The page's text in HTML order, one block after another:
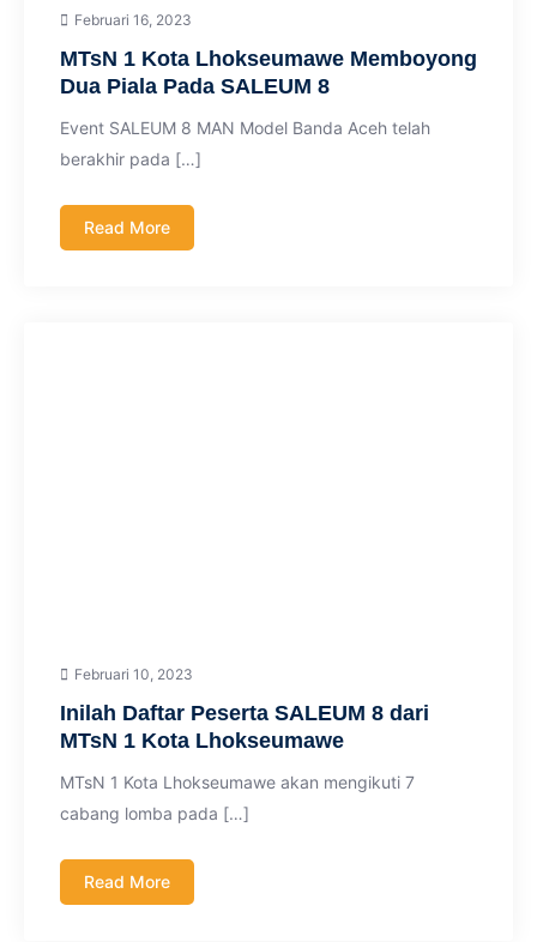
Februari 16, 2023
MTsN 1 Kota Lhokseumawe Memboyong
Dua Piala Pada SALEUM 8
Event SALEUM 8 MAN Model Banda Aceh telah
berakhir pada […]
Read More
Februari 10, 2023
Inilah Daftar Peserta SALEUM 8 dari
MTsN 1 Kota Lhokseumawe
MTsN 1 Kota Lhokseumawe akan mengikuti 7
cabang lomba pada […]
Read More